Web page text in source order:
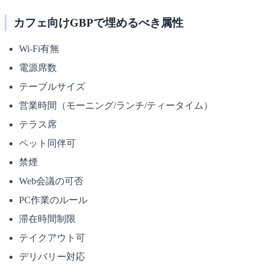
カフェ向けGBPで埋めるべき属性
Wi-Fi有無
電源席数
テーブルサイズ
営業時間（モーニング/ランチ/ティータイム）
テラス席
ペット同伴可
禁煙
Web会議の可否
PC作業のルール
滞在時間制限
テイクアウト可
デリバリー対応